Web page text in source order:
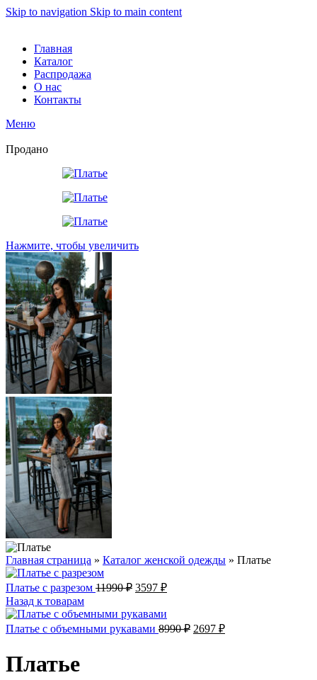
Skip to navigation Skip to main content
Главная
Каталог
Распродажа
О нас
Контакты
Меню
Продано
Нажмите, чтобы увеличить
Главная страница » Каталог женской одежды » Платье
Платье с разрезом 11990₽ Первоначальная
составляла
11990 ₽.
3597 ₽Текущая
Назад к товарам
Платье с объемными рукавами 8990₽ Первоначальная
2697 ₽Текущая
Платье